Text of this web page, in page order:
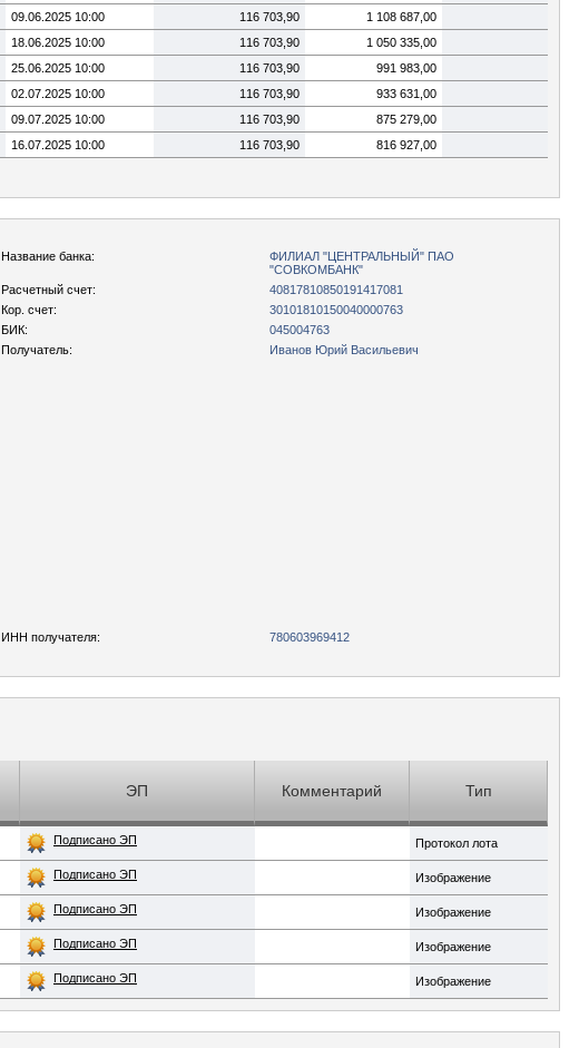
09.06.2025 10:00 116 703,90
1 108 687,00
18.06.2025 10:00 116 703,90
1 050 335,00
25.06.2025 10:00 116 703,90
991 983,00
02.07.2025 10:00 116 703,90
933 631,00
09.07.2025 10:00 116 703,90
875 279,00
16.07.2025 10:00 116 703,90 816 927,00
Название банка:
ФИЛИАЛ "ЦЕНТРАЛЬНЫЙ" ПАО
"СОВКОМБАНК"
Расчетный счет:
40817810850191417081
Кор. счет:
30101810150040000763
БИК:
045004763
Получатель: Иванов Юрий Васильевич
ИНН получателя: 780603969412
ЭП Комментарий Тип
Подписано ЭП Протокол лота
Подписано ЭП Изображение
Подписано ЭП Изображение
Подписано ЭП Изображение
Подписано ЭП Изображение